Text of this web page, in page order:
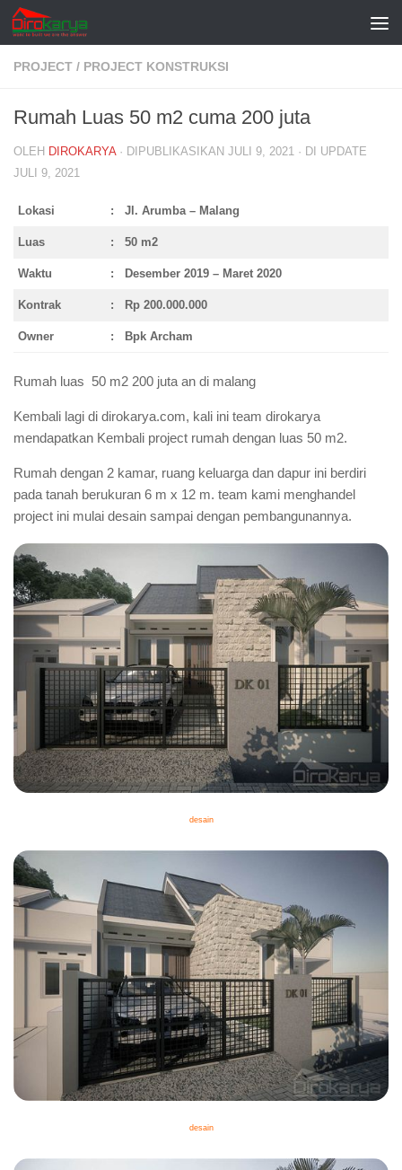
Skip to content
PROJECT / PROJECT KONSTRUKSI
Rumah Luas 50 m2 cuma 200 juta
OLEH DIROKARYA · DIPUBLIKASIKAN JULI 9, 2021 · DI UPDATE
JULI 9, 2021
Lokasi : Jl. Arumba – Malang
Luas : 50 m2
Waktu : Desember 2019 – Maret 2020
Kontrak : Rp 200.000.000
Owner : Bpk Archam
Rumah luas 50 m2 200 juta an di malang
Kembali lagi di dirokarya.com, kali ini team dirokarya
mendapatkan Kembali project rumah dengan luas 50 m2.
Rumah dengan 2 kamar, ruang keluarga dan dapur ini berdiri
pada tanah berukuran 6 m x 12 m. team kami menghandel
project ini mulai desain sampai dengan pembangunannya.
desain
desain